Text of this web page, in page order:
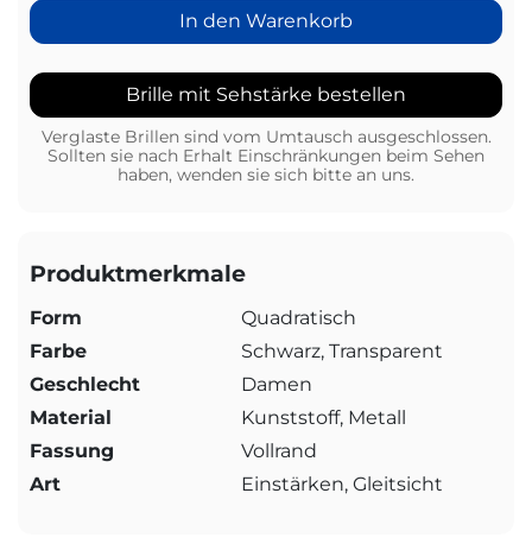
In den Warenkorb
Brille mit Sehstärke bestellen
Verglaste Brillen sind vom Umtausch ausgeschlossen.
Sollten sie nach Erhalt Einschränkungen beim Sehen
haben, wenden sie sich bitte an uns.
Produktmerkmale
Form
Quadratisch
Farbe
Schwarz, Transparent
Geschlecht
Damen
Material
Kunststoff, Metall
Fassung
Vollrand
Art
Einstärken, Gleitsicht